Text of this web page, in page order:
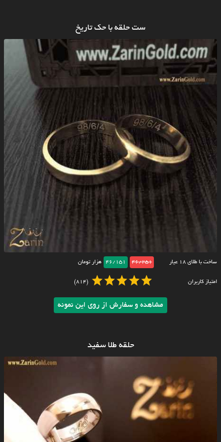
ست حلقه با حک تاریخ
ساخت با طلای ۱۸ عیار 46/251
46/151 هزار تومان
امتیاز کاربران (814)
مشاهده و سفارش از روی این نمونه
حلقه طلا سفید